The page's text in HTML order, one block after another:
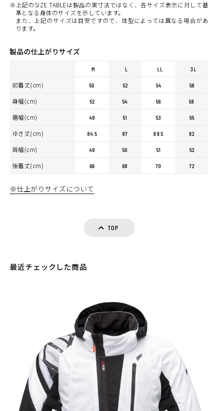
※上記のSIZE TABLEは製品の実寸法ではなく、各サイズ表示に対して基
準となる身体のサイズを示しています。
また、上記のサイズは目安ですので、体型によっては異なる場合があ
ります。
製品の仕上がりサイズ
M L LL 3L
前着丈(cm) 50 52 54 56
身幅(cm) 52 54 56 58
裾幅(cm) 49 51 53 55
ゆき丈(cm) 84.5 87 89.5 92
肩幅(cm) 49 50 51 52
後着丈(cm) 66 68 70 72
※仕上がりサイズについて
TOP
最近チェックした商品